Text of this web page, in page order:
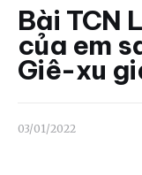
Mục vụ
Liên hệ
Bài TCN
của em
Giê-xu
03/01/2022